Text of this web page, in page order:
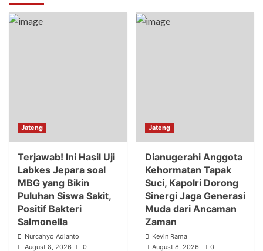
Jateng
Terjawab! Ini Hasil Uji
Labkes Jepara soal
MBG yang Bikin
Puluhan Siswa Sakit,
Positif Bakteri
Salmonella
Nurcahyo Adianto
August 8, 2026
0
Jateng
Dianugerahi Anggota
Kehormatan Tapak
Suci, Kapolri Dorong
Sinergi Jaga Generasi
Muda dari Ancaman
Zaman
Kevin Rama
August 8, 2026
0